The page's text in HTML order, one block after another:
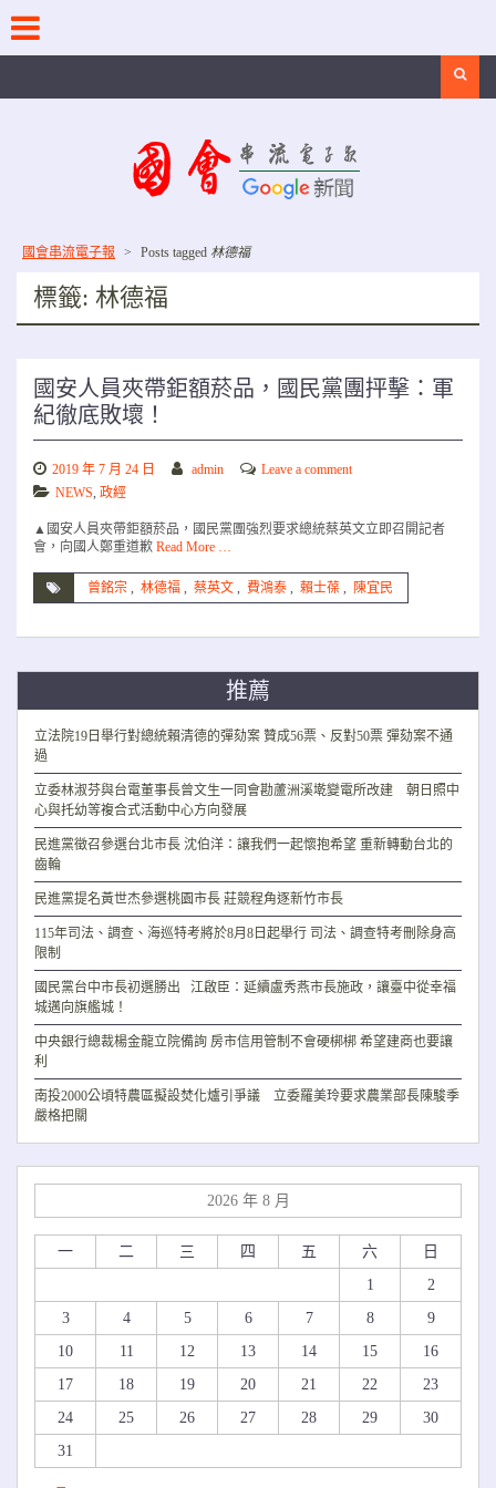
content
國會串流電子報 > Posts tagged 林德福
標籤: 林德福
國安人員夾帶鉅額菸品，國民黨團抨擊：軍
紀徹底敗壞！
2019 年 7 月 24 日 admin
Leave a comment
NEWS, 政經
▲國安人員夾帶鉅額菸品，國民黨團強烈要求總統蔡英文立即召開記者
會，向國人鄭重道歉 Read More …
曾銘宗 , 林德福 , 蔡英文 , 費鴻泰 , 賴士葆 , 陳宜民
推薦
立法院19日舉行對總統賴清德的彈劾案 贊成56票、反對50票 彈劾案不通
過
立委林淑芬與台電董事長曾文生一同會勘蘆洲溪墘變電所改建 朝日照中
心與托幼等複合式活動中心方向發展
民進黨徵召參選台北市長 沈伯洋：讓我們一起懷抱希望 重新轉動台北的
齒輪
民進黨提名黃世杰參選桃園市長 莊競程角逐新竹市長
115年司法、調查、海巡特考將於8月8日起舉行 司法、調查特考刪除身高
限制
國民黨台中市長初選勝出 江啟臣：延續盧秀燕市長施政，讓臺中從幸福
城邁向旗艦城！
中央銀行總裁楊金龍立院備詢 房市信用管制不會硬梆梆 希望建商也要讓
利
南投2000公頃特農區擬設焚化爐引爭議 立委羅美玲要求農業部長陳駿季
嚴格把關
2026 年 8 月
一 二 三 四 五 六
日
1
2
3
4 5 6 7 8
9
10
11 12 13 14 15
16
17
18 19 20 21 22
23
24
25 26 27 28 29
30
31